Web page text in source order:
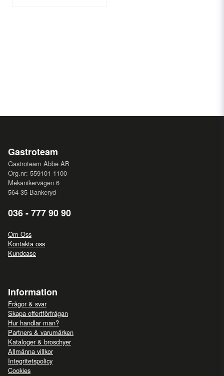
Gastroteam
Gastroteam Abbe AB
Org.nr: 559101-1100
Mekanikervägen 6
564 35 Bankeryd
036 - 777 90 90
Om Oss
Kontakta oss
Kundcase
Information
Frågor & svar
Skapa offertförfrågan
Hur handlar man?
Partners & varumärken
Kataloger & broschyer
Allmänna villkor
Integritetspolicy
Cookies